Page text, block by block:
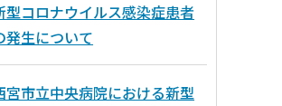
型コロナウイルス感染症患者
発生について
宮市立中央病院における新型